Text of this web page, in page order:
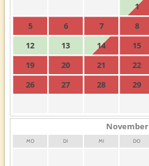
1
5
6 7 8
12
13 14 15
19
20 21 22
26
27 28 29
November
MO DI MI DO